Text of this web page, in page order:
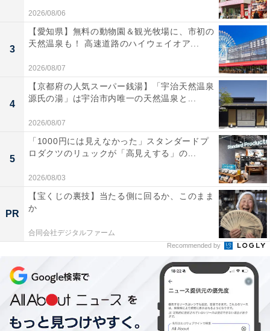
2026/08/06
3
【愛知県】無料の動物園＆観光牧場に、市初の
天然温泉も！ 高速道路のハイウェイオア...
2026/08/07
4
【京都府の人気スーパー銭湯】「宇治天然温泉
源氏の湯」は宇治市内唯一の天然温泉と...
2026/08/07
5
「1000円には見えなかった」スタンダードプ
ロダクツのリュックが「高見えする」の...
2026/08/03
PR
【宝くじの裏技】当たる側に回るか、このまま
か
合同会社デジタルファーム
Recommended by